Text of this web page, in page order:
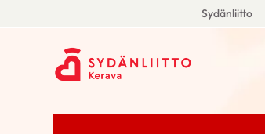
Sydänliitto